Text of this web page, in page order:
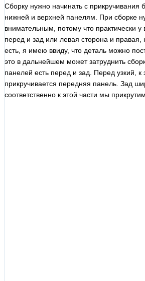
Сборку нужно начинать с прикручивания
нижней и верхней панелям. При сборке
внимательным, потому что практически у
перед и зад или левая сторона и правая,
есть, я имею ввиду, что деталь можно
это в дальнейшем может затруднить
панелей есть перед и зад. Перед узкий, к
прикручивается передняя панель. Зад
соответственно к этой части мы